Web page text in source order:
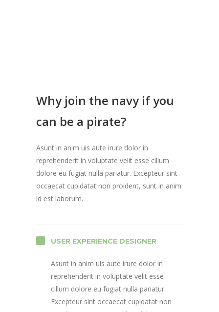
Why join the navy if you
can be a pirate?
Asunt in anim uis aute irure dolor in
reprehenderit in voluptate velit esse cillum
dolore eu fugiat nulla pariatur. Excepteur sint
occaecat cupidatat non proident, sunt in anim
id est laborum.
USER EXPERIENCE DESIGNER
Asunt in anim uis aute irure dolor in
reprehenderit in voluptate velit esse
cillum dolore eu fugiat nulla pariatur.
Excepteur sint occaecat cupidatat non